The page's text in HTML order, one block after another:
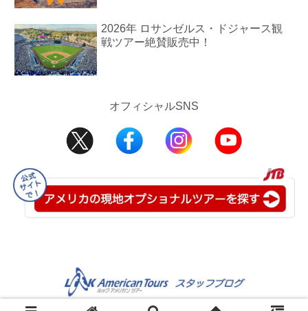
2026年 ロサンゼルス・ドジャース観
戦ツアー絶賛販売中！
オフィシャルSNS